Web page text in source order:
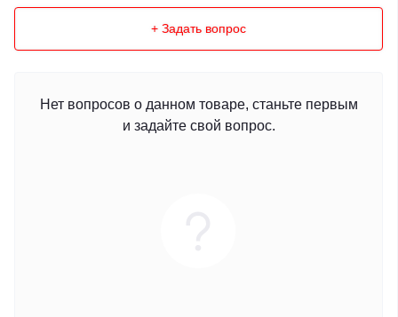
+ Задать вопрос
Нет вопросов о данном товаре, станьте первым
и задайте свой вопрос.